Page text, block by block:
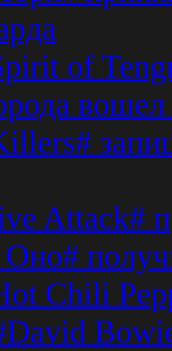
of
Attack#
Chili